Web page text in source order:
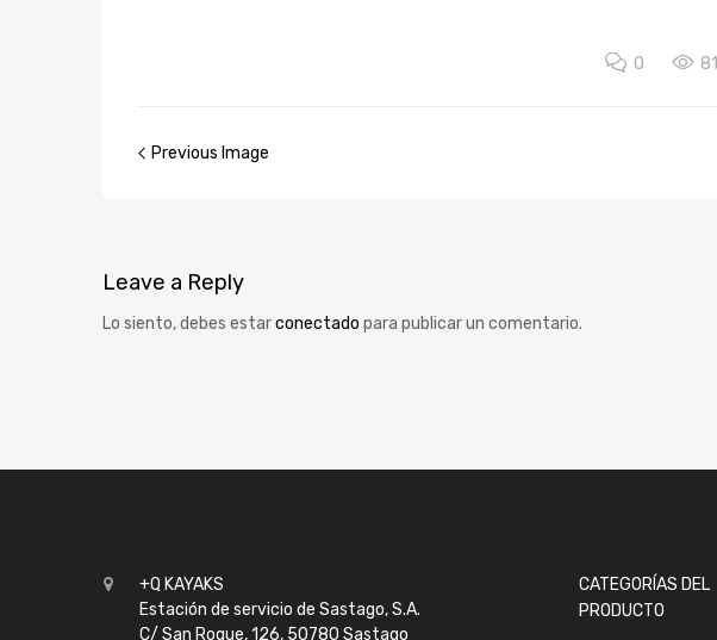
0 81
Previous Image
Leave a Reply
Lo siento, debes estarconectado para publicar un comentario.
+Q KAYAKS
Estación de servicio de Sastago, S.A.
C/ San Roque, 126, 50780 Sastago
CATEGORÍAS DEL
PRODUCTO